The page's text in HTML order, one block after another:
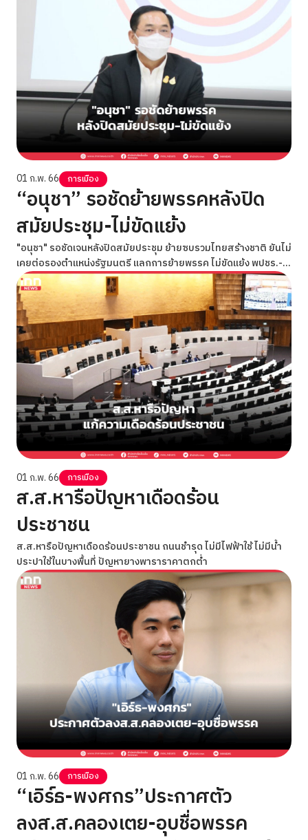
01 ก.พ. 66 การเมือง
“อนุชา” รอชัดย้ายพรรคหลังปิด
สมัยประชุม-ไม่ขัดแย้ง
"อนุชา" รอชัดเจนหลังปิดสมัยประชุม ย้ายซบรวมไทยสร้างชาติ ยันไม่
เคยต่อรองตำแหน่งรัฐมนตรี แลกการย้ายพรรค ไม่ขัดแย้ง พปชร.-
สามมิตร
01 ก.พ. 66 การเมือง
ส.ส.หารือปัญหาเดือดร้อน
ประชาชน
ส.ส.หารือปัญหาเดือดร้อนประชาชน ถนนชำรุด ไม่มีไฟฟ้าใช้ ไม่มีน้ำ
ประปาใช้ในบางพื้นที่ ปัญหายางพาราราคาตกต่ำ
01 ก.พ. 66 การเมือง
“เอิร์ธ-พงศกร”ประกาศตัว
ลงส.ส.คลองเตย-อุบชื่อพรรค